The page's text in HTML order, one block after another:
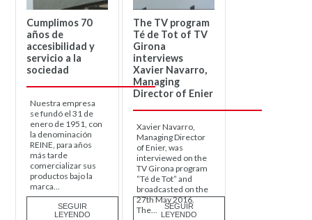
Cumplimos 70
años de
accesibilidad y
servicio a la
sociedad
Nuestra empresa
se fundó el 31 de
enero de 1951, con
la denominación
REINE, para años
más tarde
comercializar sus
productos bajo la
marca...
SEGUIR
LEYENDO
The TV program
Té de Tot of TV
Girona
interviews
Xavier Navarro,
Managing
Director of Enier
Xavier Navarro,
Managing Director
of Enier, was
interviewed on the
TV Girona program
“Té de Tot” and
broadcasted on the
27th May 2016.
The...
SEGUIR
LEYENDO